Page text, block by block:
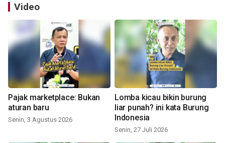
Video
Pajak marketplace: Bukan
aturan baru
Senin, 3 Agustus 2026
Lomba kicau bikin burung
liar punah? ini kata Burung
Indonesia
Senin, 27 Juli 2026